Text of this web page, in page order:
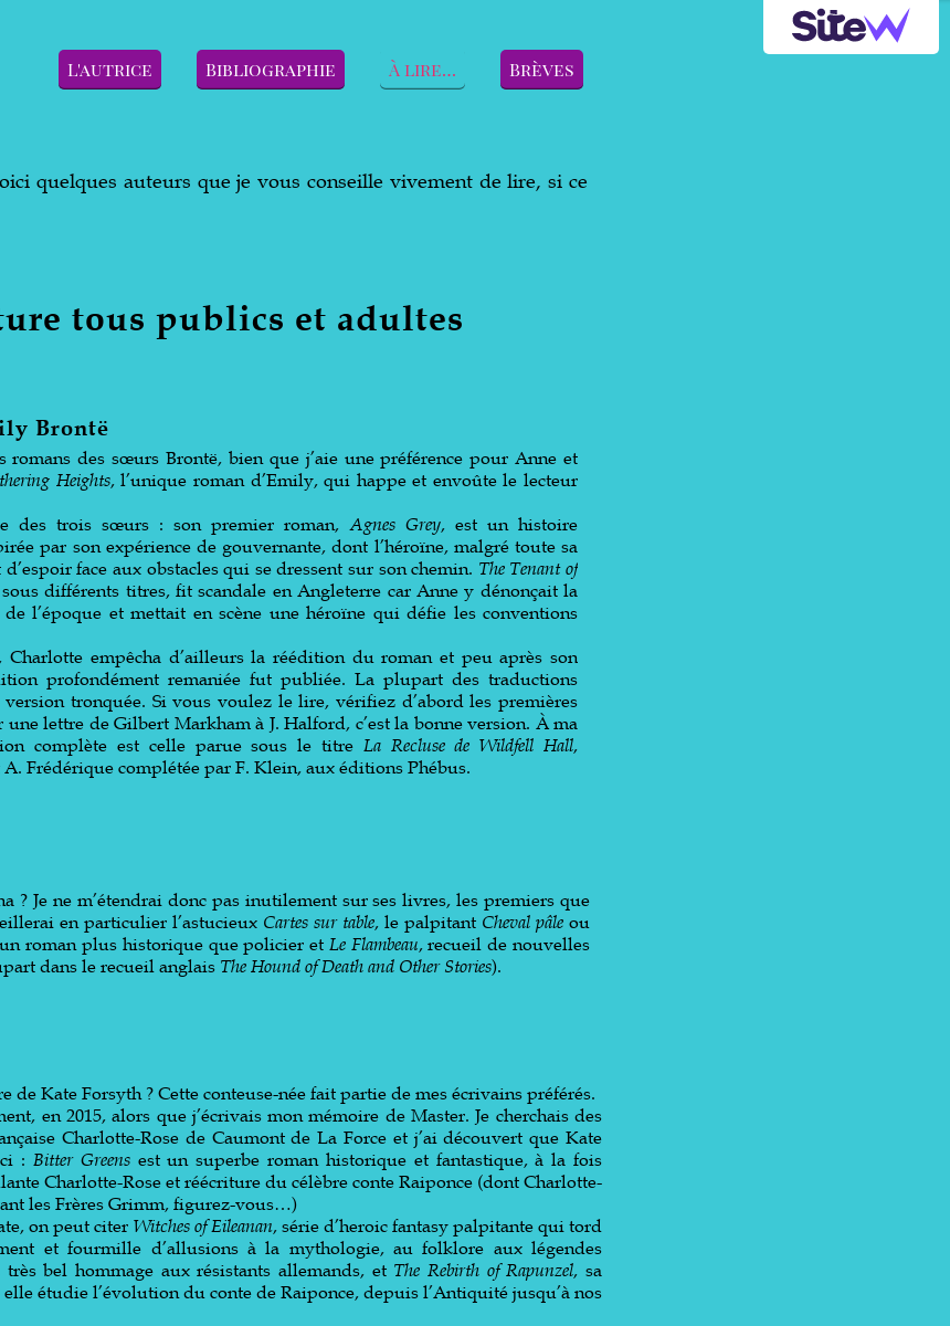
L'autrice Bibliographie À lire… Brèves
quelques auteurs que je vous conseille vivement de lire, si ce
tous publics et adultes
Brontë
romans des sœurs Brontë, bien que j’aie une préférence pour Anne et
Heights, l’unique roman d’Emily, qui happe et envoûte le lecteur
des trois sœurs : son premier roman,Agnes Grey, est un histoire
par son expérience de gouvernante, dont l’héroïne, malgré toute sa
face aux obstacles qui se dressent sur son chemin. The Tenant of
différents titres, fit scandale en Angleterre car Anne y dénonçait la
l’époque et mettait en scène une héroïne qui défie les conventions
Charlotte empêcha d’ailleurs la réédition du roman et peu après son
profondément remaniée fut publiée. La plupart des traductions
version tronquée. Si vous voulez le lire, vérifiez d’abord les premières
une lettre de Gilbert Markham à J. Halford, c’est la bonne version. Àma
complète est celle parue sous le titre La Recluse de Wildfell Hall,
Frédérique complétée par F. Klein, aux éditions Phébus.
? Je ne m’étendrai donc pas inutilement sur ses livres, les premiers que
en particulier l’astucieux Cartes sur table, le palpitant Cheval pâle ou
roman plus historique que policier et Le Flambeau, recueil de nouvelles
dans le recueil anglais The Hound of Death and Other Stories).
Kate Forsyth ? Cette conteuse-née fait partie de mes écrivains préférés.
en 2015, alors que j’écrivais mon mémoire de Master. Je cherchais des
Charlotte-Rose de Caumont de La Force et j’ai découvert que Kate
: Bitter Greens est un superbe roman historique et fantastique, à la fois
Charlotte-Rose et réécriture du célèbre conte Raiponce (dont Charlotte-
les Frères Grimm, figurez-vous…)
on peut citer Witches of Eileanan, série d’heroic fantasy palpitante qui tord
et fourmille d’allusions à la mythologie, au folklore aux légendes
très bel hommage aux résistants allemands, et The Rebirth of Rapunzel, sa
étudie l’évolution du conte de Raiponce, depuis l’Antiquité jusqu’à nos